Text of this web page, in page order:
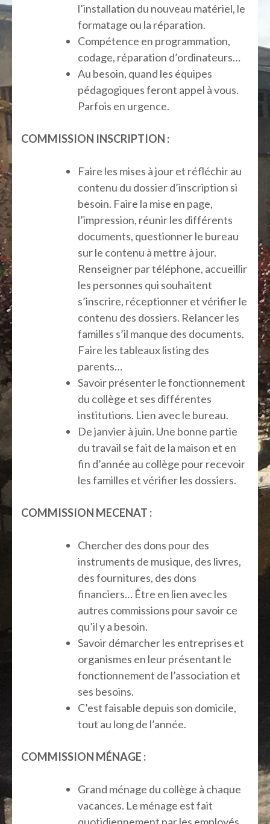
l’installation du nouveau matériel, le
formatage ou la réparation.
Compétence en programmation,
codage, réparation d’ordinateurs…
Au besoin, quand les équipes
pédagogiques feront appel à vous.
Parfois en urgence.
COMMISSION INSCRIPTION :
Faire les mises à jour et réfléchir au
contenu du dossier d’inscription si
besoin. Faire la mise en page,
l’impression, réunir les différents
documents, questionner le bureau
sur le contenu à mettre à jour.
Renseigner par téléphone, accueillir
les personnes qui souhaitent
s’inscrire, réceptionner et vérifier le
contenu des dossiers. Relancer les
familles s’il manque des documents.
Faire les tableaux listing des
parents…
Savoir présenter le fonctionnement
du collège et ses différentes
institutions. Lien avec le bureau.
De janvier à juin. Une bonne partie
du travail se fait de la maison et en
fin d’année au collège pour recevoir
les familles et vérifier les dossiers.
COMMISSION MECENAT :
Chercher des dons pour des
instruments de musique, des livres,
des fournitures, des dons
financiers… Être en lien avec les
autres commissions pour savoir ce
qu’il y a besoin.
Savoir démarcher les entreprises et
organismes en leur présentant le
fonctionnement de l’association et
ses besoins.
C’est faisable depuis son domicile,
tout au long de l’année.
COMMISSION MÉNAGE :
Grand ménage du collège à chaque
vacances. Le ménage est fait